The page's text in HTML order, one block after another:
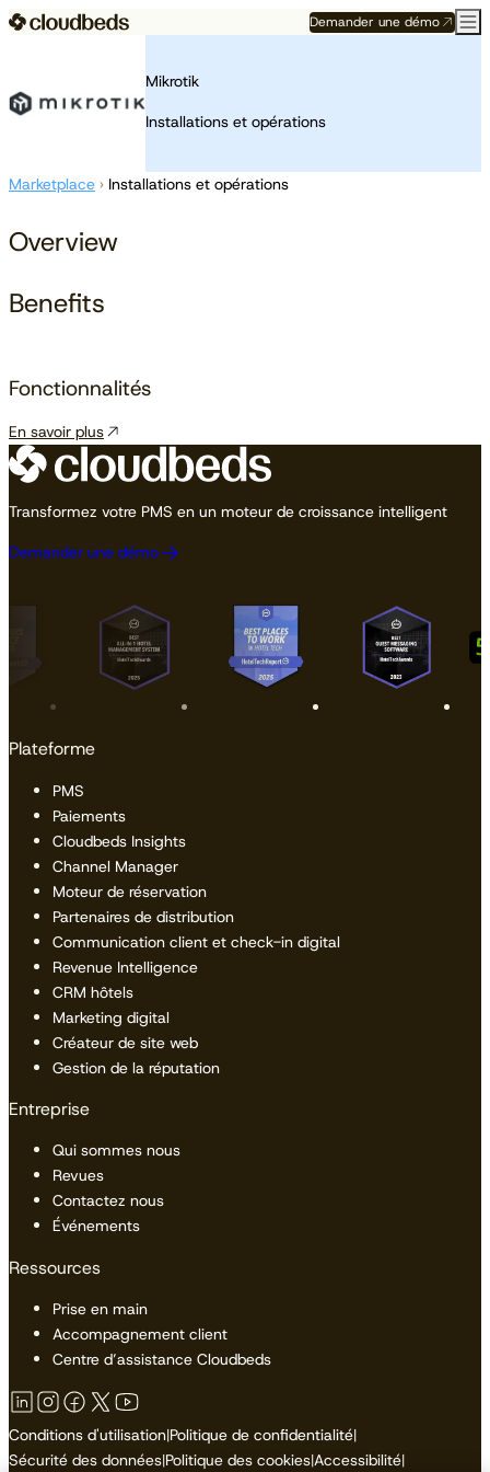
Demander une démo
Mikrotik
Installations et opérations
Marketplace › Installations et opérations
Overview
Benefits
Fonctionnalités
En savoir plus
Transformez votre PMS en un moteur de croissance intelligent
Demander une démo
Plateforme
PMS
Paiements
Cloudbeds Insights
Channel Manager
Moteur de réservation
Partenaires de distribution
Communication client et check-in digital
Revenue Intelligence
CRM hôtels
Marketing digital
Créateur de site web
Gestion de la réputation
Entreprise
Qui sommes nous
Revues
Contactez nous
Événements
Ressources
Prise en main
Accompagnement client
Centre d’assistance Cloudbeds
Conditions d'utilisation|Politique de confidentialité|
Sécurité des données|Politique des cookies|Accessibilité|